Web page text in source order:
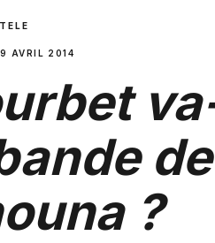
TELE
AVRIL 2014
?